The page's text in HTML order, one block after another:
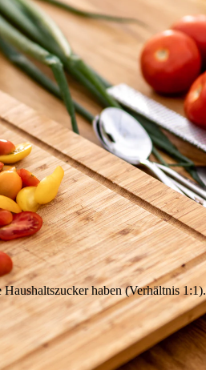
haben (Verhältnis 1:1).